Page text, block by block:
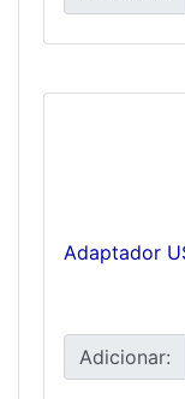
Adaptador
Adicionar: